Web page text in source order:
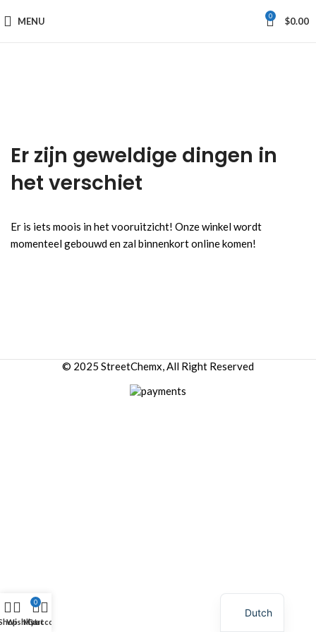
MENU 0 $0.00
Er zijn geweldige dingen in
het verschiet
Er is iets moois in het vooruitzicht! Onze winkel wordt
momenteel gebouwd en zal binnenkort online komen!
© 2025 StreetChemx, All Right Reserved
Wishlist
0
Cart
My account
Dutch